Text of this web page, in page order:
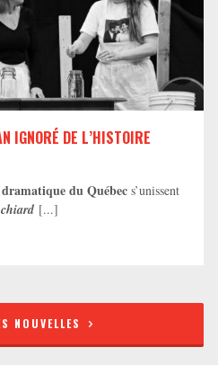
IGNORÉ DE L’HISTOIRE
du Québec s’unissent
[...]
NOUVELLES